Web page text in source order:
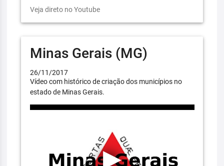
Veja direto no Youtube
Minas Gerais (MG)
26/11/2017
Vídeo com histórico de criação dos municípios no
estado de Minas Gerais.